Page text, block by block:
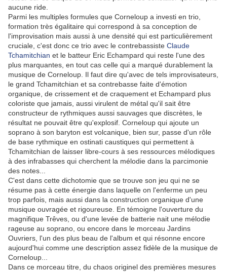
aucune ride.
Parmi les multiples formules que Corneloup a investi en trio,
formation très égalitaire qui correspond à sa conception de
l'improvisation mais aussi à une densité qui est particulièrement
cruciale, c'est donc ce trio avec le contrebassiste Claude
Tchamitchian et le batteur Eric Echampard qui reste l'une des
plus marquantes, en tout cas celle qui a marqué durablement la
musique de Corneloup. Il faut dire qu'avec de tels improvisateurs,
le grand Tchamitchian et sa contrebasse faite d'émotion
organique, de crissement et de craquement et Echampard plus
coloriste que jamais, aussi virulent de métal qu'il sait être
constructeur de rythmiques aussi sauvages que discrètes, le
résultat ne pouvait être qu'explosif. Corneloup qui ajoute un
soprano à son baryton est volcanique, bien sur, passe d'un rôle
de base rythmique en ostinati caustiques qui permettent à
Tchamitchian de laisser libre-cours à ses ressources mélodiques
à des infrabasses qui cherchent la mélodie dans la parcimonie
des notes...
C'est dans cette dichotomie que se trouve son jeu qui ne se
résume pas à cette énergie dans laquelle on l'enferme un peu
trop parfois, mais aussi dans la construction organique d'une
musique ouvragée et rigoureuse. En témoigne l'ouverture du
magnifique Trêves, ou d'une levée de batterie nait une mélodie
rageuse au soprano, ou encore dans le morceau Jardins
Ouvriers, l'un des plus beau de l'album et qui résonne encore
aujourd'hui comme une description assez fidèle de la musique de
Corneloup...
Dans ce morceau titre, du chaos originel des premières mesures